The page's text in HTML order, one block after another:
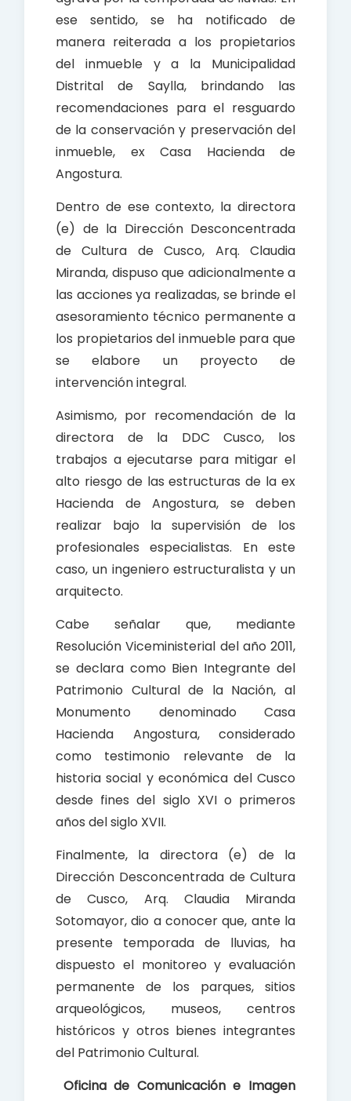
ese sentido, se ha notificado de
manera reiterada a los propietarios
del inmueble y a la Municipalidad
Distrital de Saylla, brindando las
recomendaciones para el resguardo
de la conservación y preservación del
inmueble, ex Casa Hacienda de
Angostura.
Dentro de ese contexto, la directora
(e) de la Dirección Desconcentrada
de Cultura de Cusco, Arq. Claudia
Miranda, dispuso que adicionalmente a
las acciones ya realizadas, se brinde el
asesoramiento técnico permanente a
los propietarios del inmueble para que
se elabore un proyecto de
intervención integral.
Asimismo, por recomendación de la
directora de la DDC Cusco, los
trabajos a ejecutarse para mitigar el
alto riesgo de las estructuras de la ex
Hacienda de Angostura, se deben
realizar bajo la supervisión de los
profesionales especialistas. En este
caso, un ingeniero estructuralista y un
arquitecto.
Cabe señalar que, mediante
Resolución Viceministerial del año 2011,
se declara como Bien Integrante del
Patrimonio Cultural de la Nación, al
Monumento denominado Casa
Hacienda Angostura, considerado
como testimonio relevante de la
historia social y económica del Cusco
desde fines del siglo XVI o primeros
años del siglo XVII.
Finalmente, la directora (e) de la
Dirección Desconcentrada de Cultura
de Cusco, Arq. Claudia Miranda
Sotomayor, dio a conocer que, ante la
presente temporada de lluvias, ha
dispuesto el monitoreo y evaluación
permanente de los parques, sitios
arqueológicos, museos, centros
históricos y otros bienes integrantes
del Patrimonio Cultural.
Oficina de Comunicación e Imagen